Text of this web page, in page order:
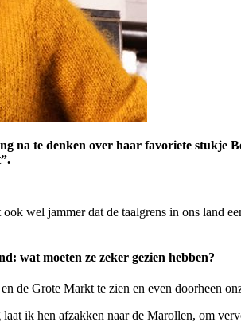
na te denken over haar favoriete stukje
wel jammer dat de taalgrens in ons land
wat moeten ze zeker gezien hebben?
de Grote Markt te zien en even doorheen
ik hen afzakken naar de Marollen, om